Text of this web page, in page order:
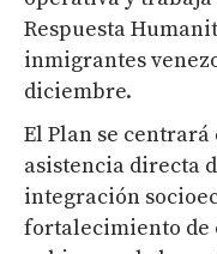
Respuesta
inmigrantes
diciembre.
El Plan se
asistencia directa
integración
fortalecimiento de